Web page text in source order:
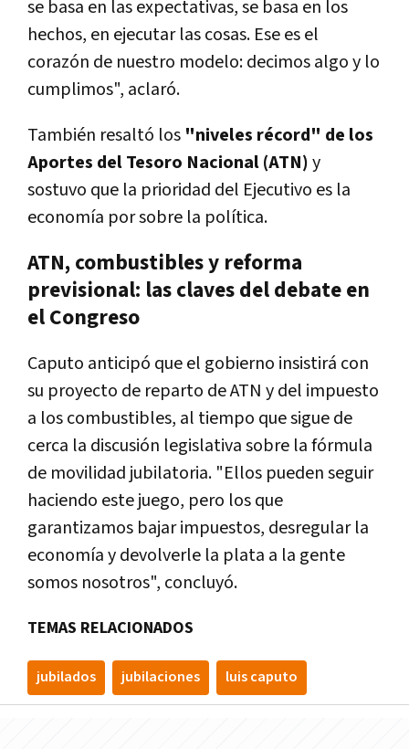
se basa en las expectativas, se basa en los
hechos, en ejecutar las cosas. Ese es el
corazón de nuestro modelo: decimos algo y lo
cumplimos", aclaró.
También resaltó los "niveles récord" de los
Aportes del Tesoro Nacional (ATN)y
sostuvo que la prioridad del Ejecutivo es la
economía por sobre la política.
ATN, combustibles y reforma
previsional: las claves del debate en
el Congreso
Caputo anticipó que el gobierno insistirá con
su proyecto de reparto de ATN y del impuesto
a los combustibles, al tiempo que sigue de
cerca la discusión legislativa sobre la fórmula
de movilidad jubilatoria. "Ellos pueden seguir
haciendo este juego, pero los que
garantizamos bajar impuestos, desregular la
economía y devolverle la plata a la gente
somos nosotros", concluyó.
TEMAS RELACIONADOS
jubilados jubilaciones luis caputo